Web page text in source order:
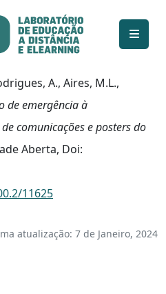
A., Aires, M.L.,
de emergência à
comunicações e posters do
Aberta, Doi:
11625
atualização: 7 de Janeiro, 2024